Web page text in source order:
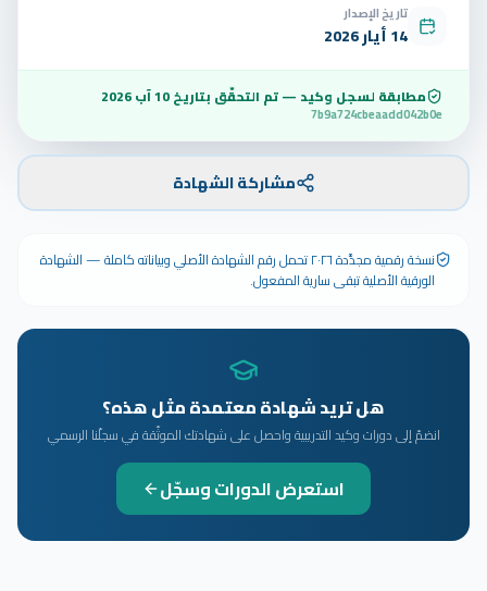
تاريخ الإصدار
14 أيار 2026
مطابقة لسجل وكيد — تم التحقّق بتاريخ10 آب 2026
7b9a724cbeaadd042b0e
مشاركة الشهادة
نسخة رقمية مجدَّدة ٢٠٢٦ تحمل رقم الشهادة الأصلي وبياناته كاملة — الشهادة
الورقية الأصلية تبقى سارية المفعول.
هل تريد شهادة معتمدة مثل هذه؟
انضمّ إلى دورات وكيد التدريبية واحصل على شهادتك الموثّقة في سجلّنا الرسمي
استعرض الدورات وسجّل